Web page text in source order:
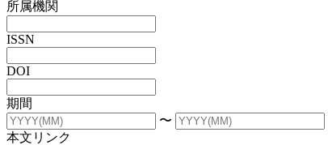
所属機関
ISSN
DOI
期間
〜
本文リンク